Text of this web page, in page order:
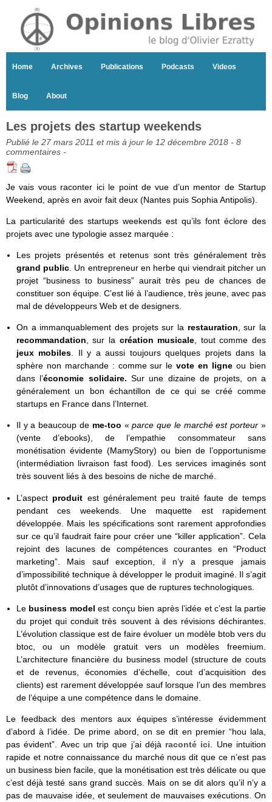
Home Archives Publications Podcasts Videos
Blog About
Les projets des startup weekends
Publié le 27 mars 2011 et mis à jour le 12 décembre 2018 - 8
commentaires -
Je vais vous raconter ici le point de vue d’un mentor de Startup
Weekend, après en avoir fait deux (Nantes puis Sophia Antipolis).
La particularité des startups weekends est qu’ils font éclore des
projets avec une typologie assez marquée :
Les projets présentés et retenus sont très généralement très
grand public. Un entrepreneur en herbe qui viendrait pitcher un
projet “business to business” aurait très peu de chances de
constituer son équipe. C’est lié à l’audience, très jeune, avec pas
mal de développeurs Web et de designers.
On a immanquablement des projets sur la restauration, sur la
recommandation, sur la création musicale, tout comme des
jeux mobiles. Il y a aussi toujours quelques projets dans la
sphère non marchande : comme sur levote en ligneou bien
dans l’économie solidaire. Sur une dizaine de projets, on a
généralement un bon échantillon de ce qui se créé comme
startups en France dans l’Internet.
Il y a beaucoup de me-too «parce que le marché est porteur»
(vente d’ebooks), de l’empathie consommateur sans
monétisation évidente (MamyStory) ou bien de l’opportunisme
(intermédiation livraison fast food). Les services imaginés sont
très souvent liés à des besoins de niche de marché.
L’aspect produit est généralement peu traité faute de temps
pendant ces weekends. Une maquette est rapidement
développée. Mais les spécifications sont rarement approfondies
sur ce qu’il faudrait faire pour créer une “killer application”. Cela
rejoint des lacunes de compétences courantes en “Product
marketing”. Mais sauf exception, il n’y a presque jamais
d’impossibilité technique à développer le produit imaginé. Il s’agit
plutôt d’innovations d’usages que de ruptures technologiques.
Le business modelest conçu bien après l’idée et c’est la partie
du projet qui conduit très souvent à des révisions déchirantes.
L’évolution classique est de faire évoluer un modèle btob vers du
btoc, ou un modèle gratuit vers un modèles freemium.
L’architecture financière du business model (structure de couts
et de revenus, économies d’échelle, cout d’acquisition des
clients) est rarement développée sauf lorsque l’un des membres
de l’équipe a une compétence dans le domaine.
Le feedback des mentors aux équipes s’intéresse évidemment
d’abord à l’idée. De prime abord, on se dit en premier “hou lala,
pas évident”. Avec un trip que j’ai déjà raconté ici . Une intuition
rapide et notre connaissance du marché nous dit que ce n’est pas
un business bien facile, que la monétisation est très délicate ou que
c’est déjà testé sans grand succès. Mais on se dit alors qu’il n’y a
pas de mauvaise idée, et seulement de mauvaises exécutions. On